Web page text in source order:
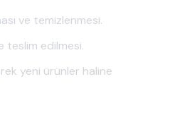
ve temizlenmesi.
teslim edilmesi.
yeni ürünler haline